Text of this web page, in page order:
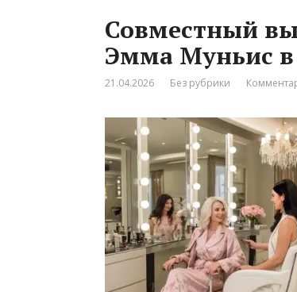
Совместный
Эмма Муньис в
21.04.2026 Без рубрики